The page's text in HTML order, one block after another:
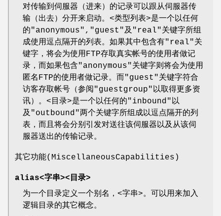
对传输到伺服器（进来）的记录可以跟从伺服器传
输（出去）分开来启动。<类型列表>是一个以任何
的"anonymous","guest"及"real"关键字所组
成使用逗点隔开的列表。如果其中包含有"real"关
键字，将会为使用FTP存取真实帐号的使用者做记
录，而如果包含"anonymous"关键字则将会为使用
匿名FTP的使用者做记录。而"guest"关键字符合
访客存取帐号（参阅"guestgroup"以取得更多资
讯）。<目录>是一个以任何的"inbound"以
及"outbound"两个关键字所组成以逗点隔开的列
表，而且将会分别引发对送往该伺服器以及从该伺
服器送出的传输记录。
其它功能(MiscellaneousCapabilities)
alias<字串><目录>
为一个目录定义一个别名，<字串>。可以用来加入
逻辑目录的其它概念。